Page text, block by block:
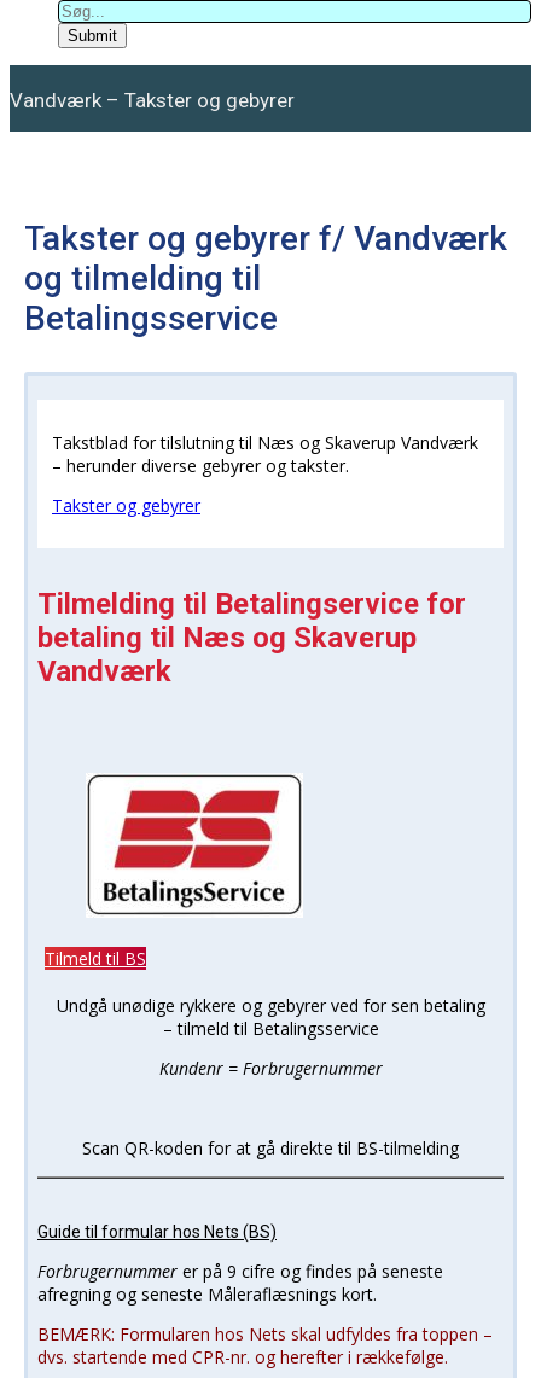
Submit
Vandværk – Takster og gebyrer
Takster og gebyrer f/ Vandværk
og tilmelding til
Betalingsservice
Takstblad for tilslutning til Næs og Skaverup Vandværk
– herunder diverse gebyrer og takster.
Takster og gebyrer
Tilmelding til Betalingservice for
betaling til Næs og Skaverup
Vandværk
Tilmeld til BS
Undgå unødige rykkere og gebyrer ved for sen betaling
– tilmeld til Betalingsservice
Kundenr = Forbrugernummer
Scan QR-koden for at gå direkte til BS-tilmelding
Guide til formular hos Nets (BS)
Forbrugernummer er på 9 cifre og findes på seneste
afregning og seneste Måleraflæsnings kort.
BEMÆRK: Formularen hos Nets skal udfyldes fra toppen –
dvs. startende med CPR-nr. og herefter i rækkefølge.